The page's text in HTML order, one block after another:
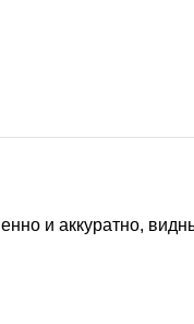
и аккуратно,